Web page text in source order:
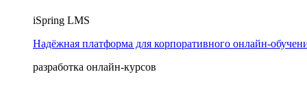
iSpring LMS
Надёжная платформа для корпоративного
разработка онлайн-курсов